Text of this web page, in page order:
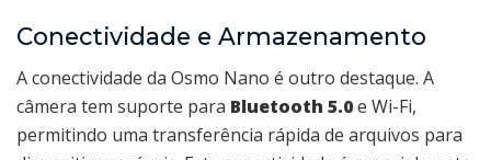
Conectividade e Armazenamento
A conectividade da Osmo Nano é outro destaque. A
câmera tem suporte para Bluetooth 5.0e Wi-Fi,
permitindo uma transferência rápida de arquivos para